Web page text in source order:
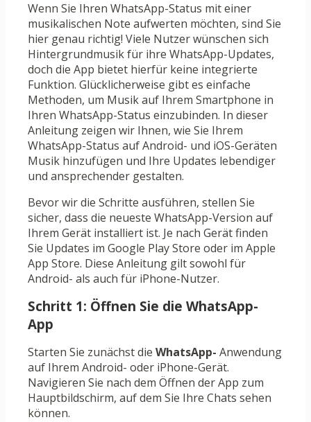
Wenn Sie Ihren WhatsApp-Status mit einer
musikalischen Note aufwerten möchten, sind Sie
hier genau richtig! Viele Nutzer wünschen sich
Hintergrundmusik für ihre WhatsApp-Updates,
doch die App bietet hierfür keine integrierte
Funktion. Glücklicherweise gibt es einfache
Methoden, um Musik auf Ihrem Smartphone in
Ihren WhatsApp-Status einzubinden. In dieser
Anleitung zeigen wir Ihnen, wie Sie Ihrem
WhatsApp-Status auf Android- und iOS-Geräten
Musik hinzufügen und Ihre Updates lebendiger
und ansprechender gestalten.
Bevor wir die Schritte ausführen, stellen Sie
sicher, dass die neueste WhatsApp-Version auf
Ihrem Gerät installiert ist. Je nach Gerät finden
Sie Updates im Google Play Store oder im Apple
App Store. Diese Anleitung gilt sowohl für
Android- als auch für iPhone-Nutzer.
Schritt 1: Öffnen Sie die WhatsApp-
App
Starten Sie zunächst die WhatsApp- Anwendung
auf Ihrem Android- oder iPhone-Gerät.
Navigieren Sie nach dem Öffnen der App zum
Hauptbildschirm, auf dem Sie Ihre Chats sehen
können.